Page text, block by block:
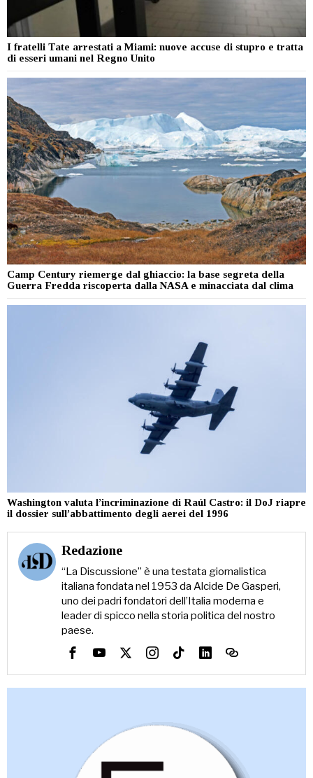
I fratelli Tate arrestati a Miami: nuove accuse di stupro e tratta
di esseri umani nel Regno Unito
Camp Century riemerge dal ghiaccio: la base segreta della
Guerra Fredda riscoperta dalla NASA e minacciata dal clima
Washington valuta l’incriminazione di Raúl Castro: il DoJ riapre
il dossier sull’abbattimento degli aerei del 1996
Redazione
“La Discussione” è una testata giornalistica
italiana fondata nel 1953 da Alcide De Gasperi,
uno dei padri fondatori dell’Italia moderna e
leader di spicco nella storia politica del nostro
paese.